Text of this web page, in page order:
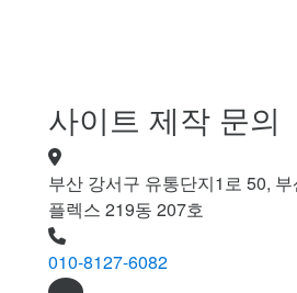
사이트 제작 문의
부산 강서구 유통단지1로 50, 부
플렉스 219동 207호
010-8127-6082